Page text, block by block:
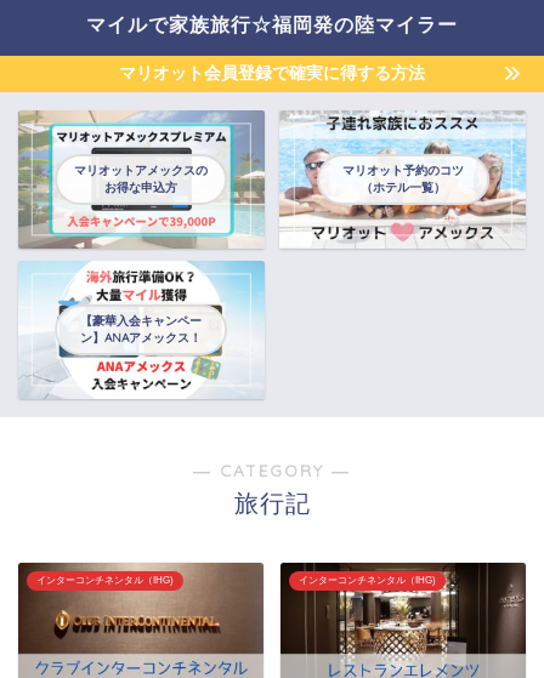
マイルで家族旅行☆福岡発の陸マイラー
マリオット会員登録で確実に得する方法
マリオットアメックスの
お得な申込方
マリオット予約のコツ
（ホテル一覧）
【豪華入会キャンペー
ン】ANAアメックス！
― CATEGORY ―
旅行記
インターコンチネンタル（IHG) インターコンチネンタル（IHG)